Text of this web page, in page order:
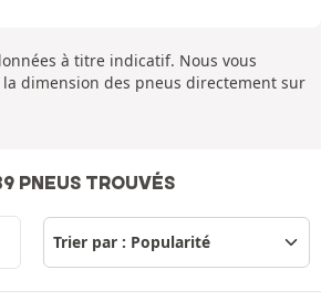
à titre indicatif. Nous vous
dimension des pneus directement sur
PNEUS TROUVÉS